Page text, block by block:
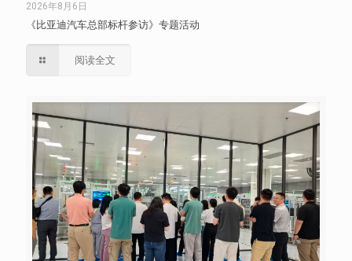
2026年8月6日
《比亚迪汽车总部标杆参访》专题活动
阅读全文